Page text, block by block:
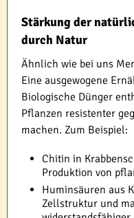
Stärkung der
durch Natur
Ähnlich wie bei uns
Eine ausgewogene
Biologische Dünger
Pflanzen resistenter
machen. Zum Beispiel:
Chitin in
Produktion von
Huminsäuren aus
Zellstruktur und